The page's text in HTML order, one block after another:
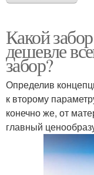
Какой
дешевле
забор?
Определив
к второму
конечно же, от
главный